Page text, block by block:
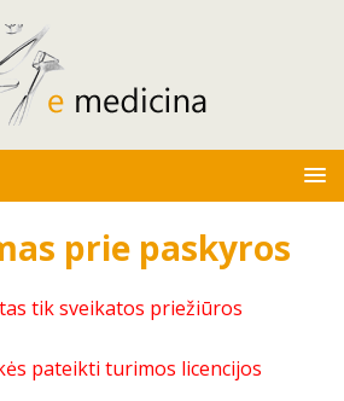
prie paskyros
tik sveikatos priežiūros
pateikti turimos licencijos